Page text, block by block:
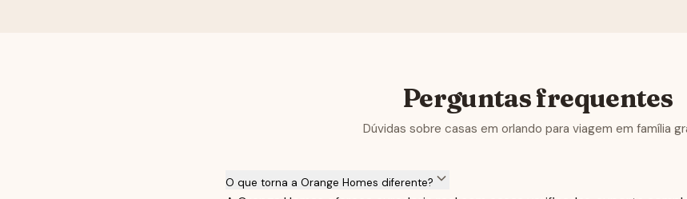
Perguntas frequentes
Dúvidas sobre casas em orlando para viagem em família
O que torna a Orange Homes diferente?